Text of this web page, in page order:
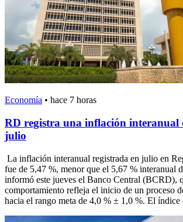
Economía • hace 7 horas
RD registra una inflación interanual
julio
La inflación interanual registrada en julio en
fue de 5,47 %, menor que el 5,67 % interanual
informó este jueves el Banco Central (BCRD),
comportamiento refleja el inicio de un proceso
hacia el rango meta de 4,0 % ± 1,0 %. El